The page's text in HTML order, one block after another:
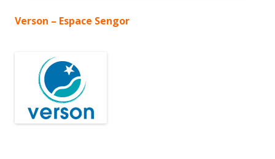
Verson – Espace Sengor